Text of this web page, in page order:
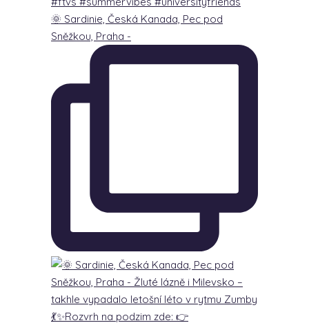
🌞 Sardinie, Česká Kanada, Pec pod
Sněžkou, Praha -